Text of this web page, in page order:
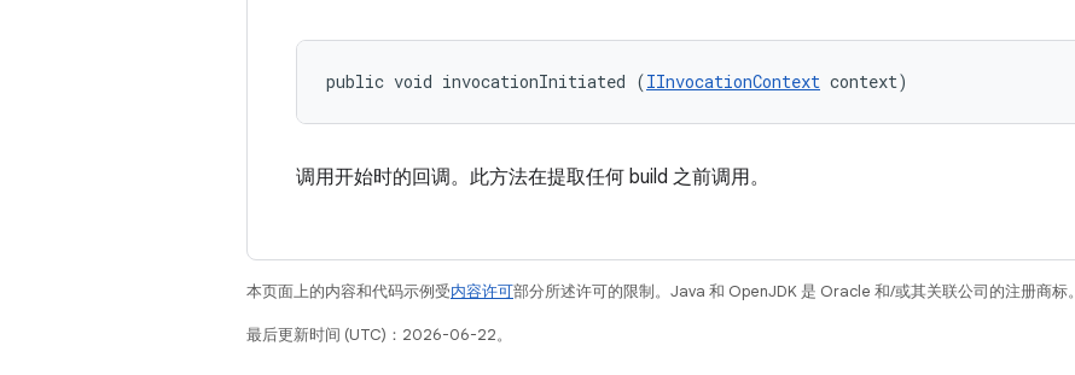
public void invocationInitiated (IInvocationContext context)
调用开始时的回调。此方法在提取任何 build 之前调用。
本页面上的内容和代码示例受内容许可部分所述许可的限制。Java 和 OpenJDK 是 Oracle 和/或其关联公司的注册商标。
最后更新时间 (UTC)：2026-06-22。